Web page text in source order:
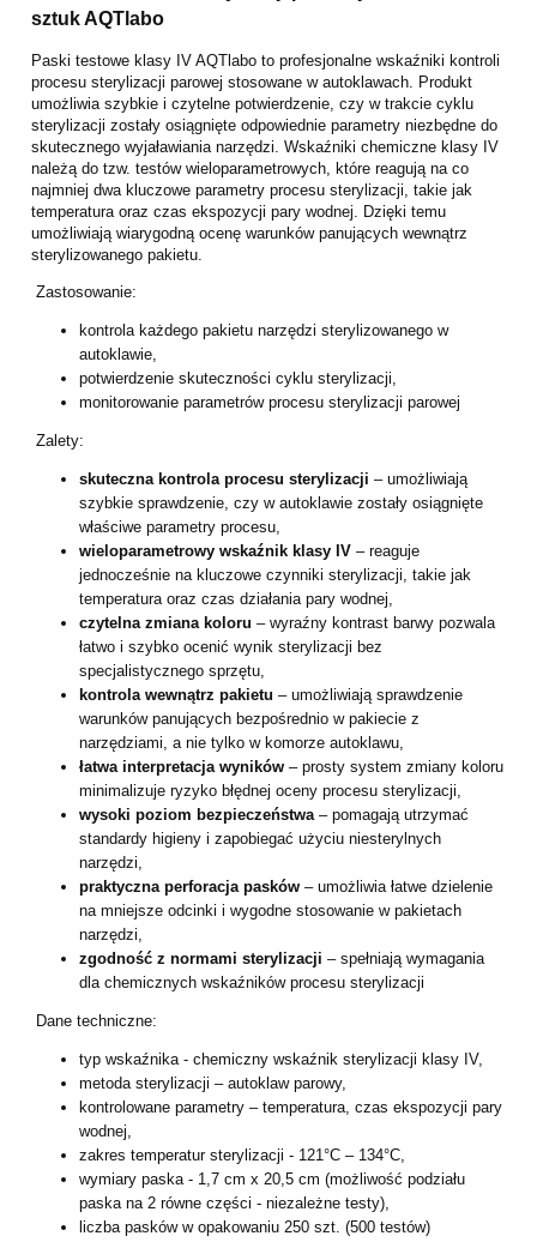
sztuk AQTlabo
Paski testowe klasy IV AQTlabo to profesjonalne wskaźniki kontroli
procesu sterylizacji parowej stosowane w autoklawach. Produkt
umożliwia szybkie i czytelne potwierdzenie, czy w trakcie cyklu
sterylizacji zostały osiągnięte odpowiednie parametry niezbędne do
skutecznego wyjaławiania narzędzi. Wskaźniki chemiczne klasy IV
należą do tzw. testów wieloparametrowych, które reagują na co
najmniej dwa kluczowe parametry procesu sterylizacji, takie jak
temperatura oraz czas ekspozycji pary wodnej. Dzięki temu
umożliwiają wiarygodną ocenę warunków panujących wewnątrz
sterylizowanego pakietu.
Zastosowanie:
kontrola każdego pakietu narzędzi sterylizowanego w
autoklawie,
potwierdzenie skuteczności cyklu sterylizacji,
monitorowanie parametrów procesu sterylizacji parowej
Zalety:
skuteczna kontrola procesu sterylizacji – umożliwiają
szybkie sprawdzenie, czy w autoklawie zostały osiągnięte
właściwe parametry procesu,
wieloparametrowy wskaźnik klasy IV – reaguje
jednocześnie na kluczowe czynniki sterylizacji, takie jak
temperatura oraz czas działania pary wodnej,
czytelna zmiana koloru – wyraźny kontrast barwy pozwala
łatwo i szybko ocenić wynik sterylizacji bez
specjalistycznego sprzętu,
kontrola wewnątrz pakietu – umożliwiają sprawdzenie
warunków panujących bezpośrednio w pakiecie z
narzędziami, a nie tylko w komorze autoklawu,
łatwa interpretacja wyników – prosty system zmiany koloru
minimalizuje ryzyko błędnej oceny procesu sterylizacji,
wysoki poziom bezpieczeństwa – pomagają utrzymać
standardy higieny i zapobiegać użyciu niesterylnych
narzędzi,
praktyczna perforacja pasków – umożliwia łatwe dzielenie
na mniejsze odcinki i wygodne stosowanie w pakietach
narzędzi,
zgodność z normami sterylizacji – spełniają wymagania
dla chemicznych wskaźników procesu sterylizacji
Dane techniczne:
typ wskaźnika - chemiczny wskaźnik sterylizacji klasy IV,
metoda sterylizacji – autoklaw parowy,
kontrolowane parametry – temperatura, czas ekspozycji pary
wodnej,
zakres temperatur sterylizacji - 121°C – 134°C,
wymiary paska - 1,7 cm x 20,5 cm (możliwość podziału
paska na 2 równe części - niezależne testy),
liczba pasków w opakowaniu 250 szt. (500 testów)